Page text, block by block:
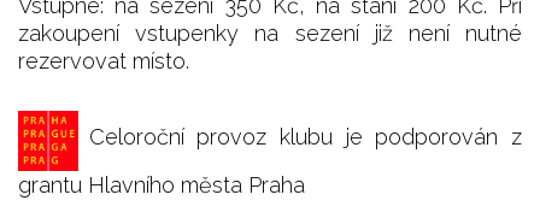
zakoupení vstupenky na sezení již není nutné
rezervovat místo.
Celoroční provoz klubu je podporován z
grantu Hlavního města Praha